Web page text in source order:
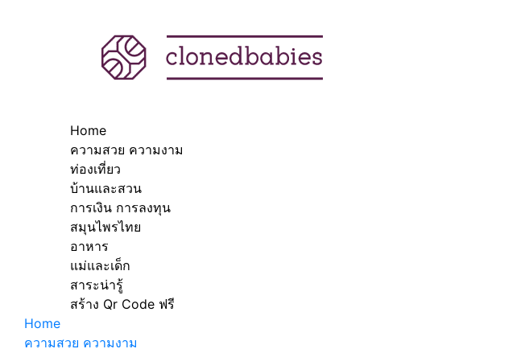
Home
ความสวย ความงาม
ท่องเที่ยว
บ้านและสวน
การเงิน การลงทุน
สมุนไพรไทย
อาหาร
แม่และเด็ก
สาระน่ารู้
สร้าง Qr Code ฟรี
Home
ความสวย ความงาม